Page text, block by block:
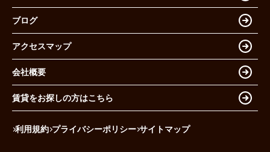
ブログ
アクセスマップ
会社概要
賃貸をお探しの方はこちら
利用規約 プライバシーポリシー サイトマップ